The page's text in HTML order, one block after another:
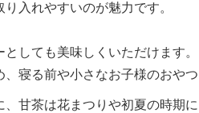
入れやすいのが魅力です。
しても美味しくいただけます。
寝る前や小さなお子様のおや
甘茶は花まつりや初夏の時期に